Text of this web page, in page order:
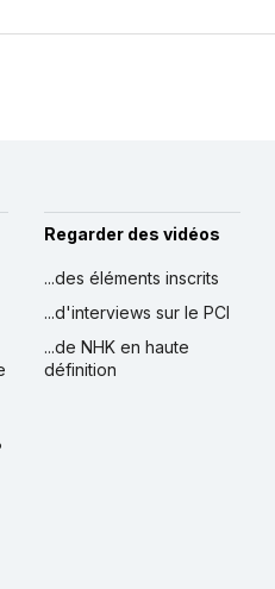
Regarder des vidéos
...des éléments inscrits
...d'interviews sur le PCI
...de NHK en haute
définition